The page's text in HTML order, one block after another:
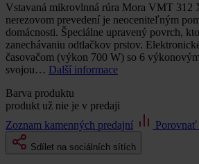
Vstavaná mikrovlnná rúra Mora VMT 312
nerezovom prevedení je neoceniteľným
domácnosti. Špeciálne upravený povrch,
zanechávaniu odtlačkov prstov.
časovačom (výkon 700 W) so 6
svojou… Další informace
Barva produktu
produkt už nie je v predaji
Zoznam kamenných predajní
Sdílet na sociálních sítích